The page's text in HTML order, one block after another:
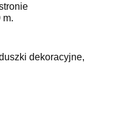
m.
dekoracyjne,